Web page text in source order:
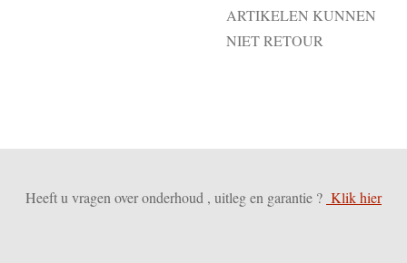
ARTIKELEN KUNNEN
NIET RETOUR
Heeft u vragen over onderhoud , uitleg en garantie ? Klik hier